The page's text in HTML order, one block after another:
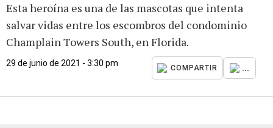
Esta heroína es una de las mascotas que intenta
salvar vidas entre los escombros del condominio
Champlain Towers South, en Florida.
29 de junio de 2021 - 3:30 pm
COMPARTIR ...